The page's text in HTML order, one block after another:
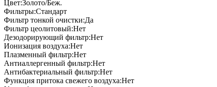
Цвет:Золото/Беж.
Фильтры:Cтандарт
Фильтр тонкой очистки:Да
Фильтр цеолитовый:Нет
Дезодорирующий фильтр:Нет
Ионизация воздуха:Нет
Плазменный фильтр:Нет
Антиаллергенный фильтр:Нет
Антибактериальный фильтр:Нет
Функция притока свежего воздуха:Нет